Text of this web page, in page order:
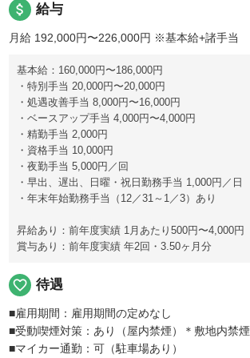
attach_money 給与
月給 192,000円〜226,000円 ※基本給+諸手当
基本給：160,000円〜186,000円
・特別手当 20,000円〜20,000円
・処遇改善手当 8,000円〜16,000円
・ベースアップ手当 4,000円〜4,000円
・精勤手当 2,000円
・資格手当 10,000円
・夜勤手当 5,000円／回
・早出、遅出、日曜・祝日勤務手当 1,000円／日
・年末年始勤務手当（12／31～1／3）あり
昇給あり：前年度実績 1月あたり500円〜4,000円
賞与あり：前年度実績 年2回・3.50ヶ月分
favorite_border 待遇
■雇用期間：雇用期間の定めなし
■受動喫煙対策：あり（屋内禁煙）＊敷地内禁煙
■マイカー通勤：可（駐車場あり）